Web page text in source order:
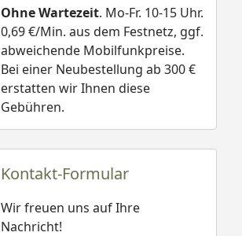
Ohne Wartezeit. Mo-Fr. 10-15 Uhr.
0,69 €/Min. aus dem Festnetz, ggf.
abweichende Mobilfunkpreise.
Bei einer Neubestellung ab 300 €
erstatten wir Ihnen diese
Gebühren.
Kontakt-Formular
Wir freuen uns auf Ihre
Nachricht!